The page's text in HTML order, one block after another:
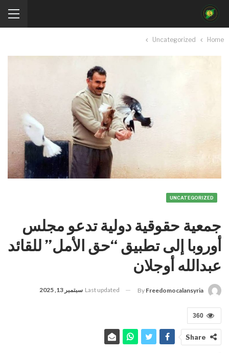
Home
Uncategorized
UNCATEGORIZED
جمعية حقوقية دولية تدعو مجلس
أوروبا إلى تطبيق “حق الأمل” للقائد
عبدالله أوجلان
By Freedomocalansyria
Last updated سبتمبر 13, 2025
360
Share